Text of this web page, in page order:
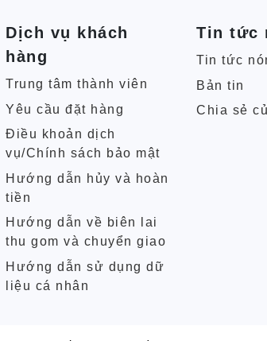
Dịch vụ khách
hàng
Trung tâm thành viên
Yêu cầu đặt hàng
Điều khoản dịch
vụ/Chính sách bảo mật
Hướng dẫn hủy và hoàn
tiền
Hướng dẫn về biên lai
thu gom và chuyển giao
Hướng dẫn sử dụng dữ
liệu cá nhân
Tin tức
Tin tức
Bản tin
Chia sẻ